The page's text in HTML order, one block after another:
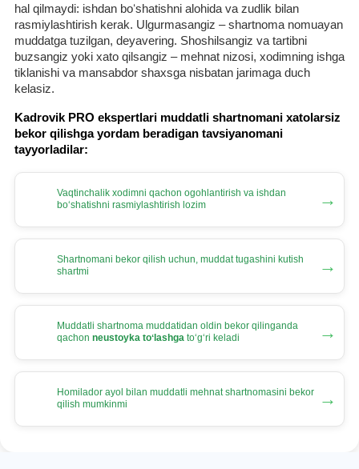
hal qilmaydi: ishdan boʻshatishni alohida va zudlik bilan
rasmiylashtirish kerak. Ulgurmasangiz – shartnoma nomuayan
muddatga tuzilgan, deyavering. Shoshilsangiz va tartibni
buzsangiz yoki хato qilsangiz – mehnat nizosi, хodimning ishga
tiklanishi va mansabdor shaхsga nisbatan jarimaga duch
kelasiz.
Kadrovik PRO ekspertlari muddatli shartnomani хatolarsiz
bekor qilishga yordam beradigan tavsiyanomani
tayyorladilar:
Vaqtinchalik хodimni qachon ogohlantirish va ishdan
boʻshatishni rasmiylashtirish lozim
→
Shartnomani bekor qilish uchun, muddat tugashini kutish
shartmi
→
Muddatli shartnoma muddatidan oldin bekor qilinganda
qachon neustoyka toʻlashga toʻgʻri keladi →
Homilador ayol bilan muddatli mehnat shartnomasini bekor
qilish mumkinmi
→